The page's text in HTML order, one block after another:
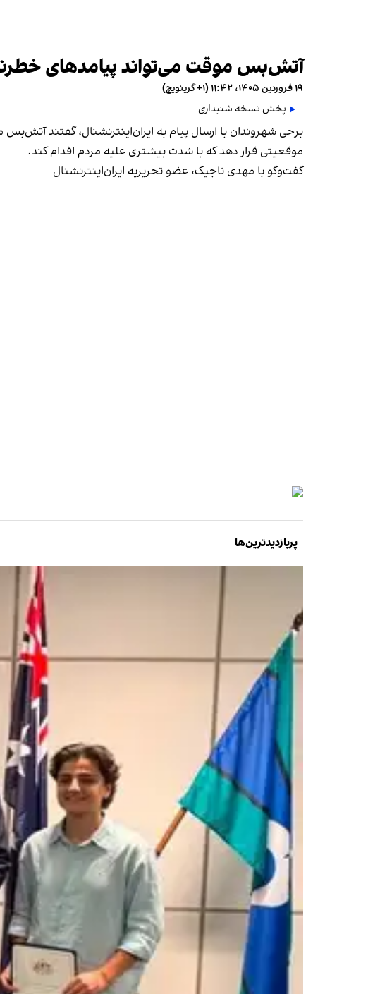
آتش‌بس موقت می‌تواند پیامدهای
۱۹ فروردین ۱۴۰۵، ۱۱:۴۲ (‎+۱ گرینویچ)
پخش نسخه شنیداری
برخی شهروندان با ارسال پیام به ایران‌اینترنشنال، گفتند
موقعیتی قرار دهد که با شدت بیشتری علیه مردم اقدام کند.
گفت‌وگو با مهدی تاجیک، عضو تحریریه ایران‌اینترنشنال
پربازدیدترین‌ها